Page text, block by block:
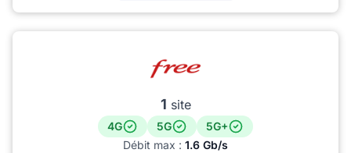
1 site
4G 5G
5G+
Débit max : 1.6 Gb/s